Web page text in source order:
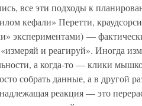
все эти подходы к
кефали» Перетти,
экспериментами) —
и реагируй». Иногда
а когда-то — клики
собрать данные, а в другой
реакция — это